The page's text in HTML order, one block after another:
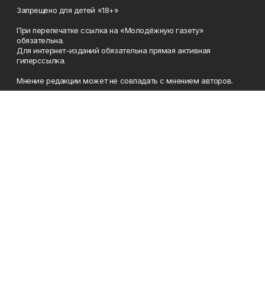
Запрещено для детей «18+»
При перепечатке ссылка на «Молодёжную газету»
обязательна.
Для интернет-изданий обязательна прямая активная
гиперссылка.
Мнение редакции может не совпадать с мнением авторов.